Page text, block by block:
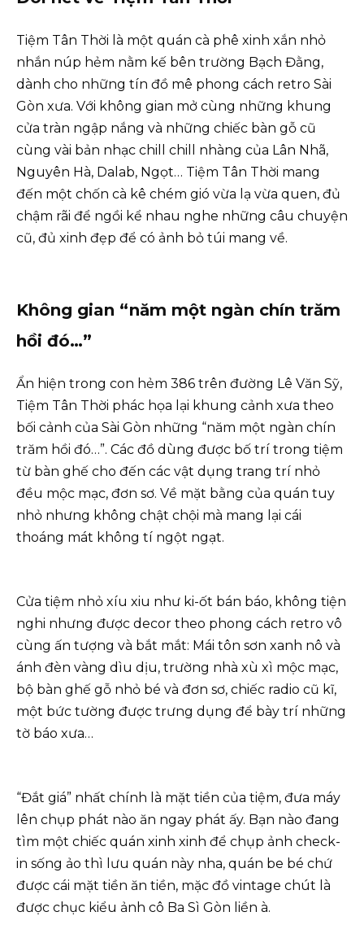
Tiệm Tân Thời là một quán cà phê xinh xắn nhỏ
nhắn núp hẻm nằm kế bên trường Bạch Đằng,
dành cho những tín đồ mê phong cách retro Sài
Gòn xưa. Với không gian mở cùng những khung
cửa tràn ngập nắng và những chiếc bàn gỗ cũ
cùng vài bản nhạc chill chill nhàng của Lân Nhã,
Nguyên Hà, Dalab, Ngọt… Tiệm Tân Thời mang
đến một chốn cà kê chém gió vừa lạ vừa quen, đủ
chậm rãi để ngồi kể nhau nghe những câu chuyện
cũ, đủ xinh đẹp để có ảnh bỏ túi mang về.
Không gian “năm một ngàn chín trăm
hồi đó…”
Ẩn hiện trong con hẻm 386 trên đường Lê Văn Sỹ,
Tiệm Tân Thời phác họa lại khung cảnh xưa theo
bối cảnh của Sài Gòn những “năm một ngàn chín
trăm hồi đó…”. Các đồ dùng được bố trí trong tiệm
từ bàn ghế cho đến các vật dụng trang trí nhỏ
đều mộc mạc, đơn sơ. Về mặt bằng của quán tuy
nhỏ nhưng không chật chội mà mang lại cái
thoáng mát không tí ngột ngạt.
Cửa tiệm nhỏ xíu xiu như ki-ốt bán báo, không tiện
nghi nhưng được decor theo phong cách retro vô
cùng ấn tượng và bắt mắt: Mái tôn sơn xanh nô và
ánh đèn vàng dìu dịu, trường nhà xù xì mộc mạc,
bộ bàn ghế gỗ nhỏ bé và đơn sơ, chiếc radio cũ kĩ,
một bức tường được trưng dụng để bày trí những
tờ báo xưa…
“Đắt giá” nhất chính là mặt tiền của tiệm, đưa máy
lên chụp phát nào ăn ngay phát ấy. Bạn nào đang
tìm một chiếc quán xinh xinh để chụp ảnh check-
in sống ảo thì lưu quán này nha, quán be bé chứ
được cái mặt tiền ăn tiền, mặc đồ vintage chút là
được chục kiểu ảnh cô Ba Sì Gòn liền à.